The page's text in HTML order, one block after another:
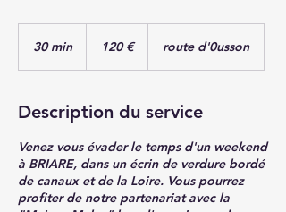
30 min3
n
120 € route d'0usson
Description du service
Venez vous évader le temps d'un weekend
à BRIARE, dans un écrin de verdure bordé
de canaux et de la Loire. Vous pourrez
profiter de notre partenariat avec la